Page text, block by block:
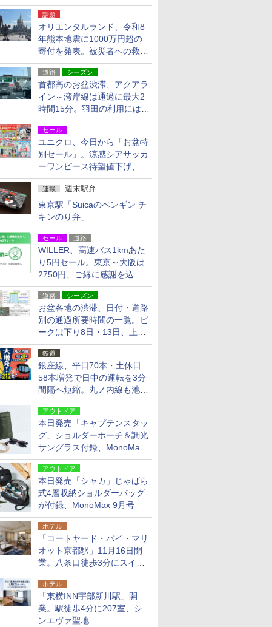
への迂回は料金調整を実施
話題
オリエンタルランド、令和8
年熊本地震に1000万円超の
寄付を発表。被災者への救援
活動・復旧支援
道路 シーズン
首都高のお盆渋滞、アクアラ
イン～湾岸線は通過に最大2
時間15分。羽田の利用には
「空港西出口」の利用検討を
セール
ユニクロ、今日から「お盆特
別セール」。涼感シアサッカ
ーワンピース待望値下げ、撥
水ギアショーツは1990円に
連載 週末駅弁
東京駅「Suicaのペンギン チ
キンのり弁」
セール 道路
WILLER、高速バス1kmあた
り5円セール。東京～大阪は
2750円、ご縁に感謝を込め
た20周年記念キャンペーン
道路 シーズン
お盆各地の渋滞、日付・道路
別の通過所要時間の一覧。ピ
ークは下り8日・13日、上り
14日・15日
鉄道
銀座線、平日70本・土休日
58本増発で日中の運転を3分
間隔へ短縮。丸ノ内線も池袋
～中野坂上を4分間隔に
アウトドア
本日発売「キャプテンスタッ
グ」ショルダーポーチ＆調光
サングラス付録、MonoMax
9月号増刊
アウトドア
本日発売「シャカ」じゃばら
式4層収納ショルダーバッグ
が付録、MonoMax 9月号
ホテル
「コートヤード・バイ・マリ
オット京都駅」11月16日開
業。八条口徒歩3分にスイー
ト含む全270室、ダイニング
も併設
ホテル
「東横INN宇部新川駅」開
業。駅徒歩4分に207室、シ
ンエヴァ聖地